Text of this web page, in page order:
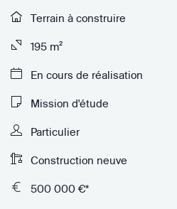
Terrain à construire
195 m²
En cours de réalisation
Mission d'étude
Particulier
Construction neuve
500 000 €*